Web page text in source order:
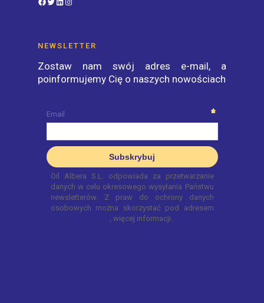
NEWSLETTER
Zostaw nam swój adres e-mail, a
poinformujemy Cię o naszych nowościach